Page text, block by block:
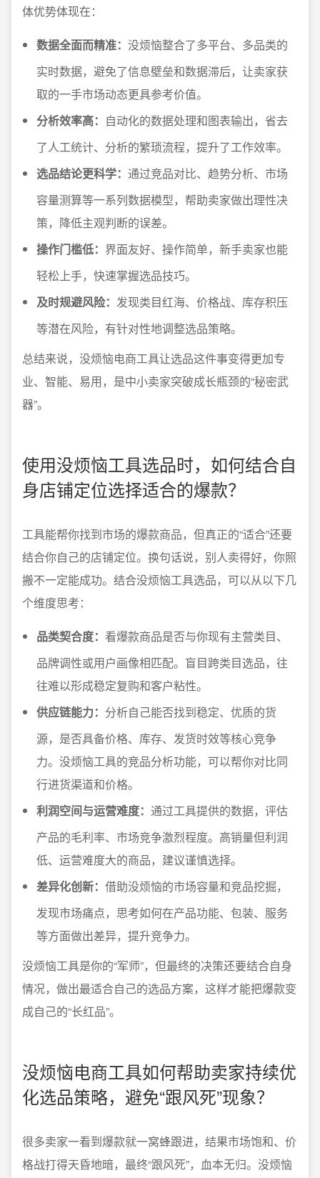
体优势体现在：
数据全面而精准： 没烦恼整合了多平台、多品类的
实时数据，避免了信息壁垒和数据滞后，让卖家获
取的一手市场动态更具参考价值。
分析效率高： 自动化的数据处理和图表输出，省去
了人工统计、分析的繁琐流程，提升了工作效率。
选品结论更科学： 通过竞品对比、趋势分析、市场
容量测算等一系列数据模型，帮助卖家做出理性决
策，降低主观判断的误差。
操作门槛低： 界面友好、操作简单，新手卖家也能
轻松上手，快速掌握选品技巧。
及时规避风险： 发现类目红海、价格战、库存积压
等潜在风险，有针对性地调整选品策略。
总结来说，没烦恼电商工具让选品这件事变得更加专
业、智能、易用，是中小卖家突破成长瓶颈的“秘密武
器”。
使用没烦恼工具选品时，如何结合自
身店铺定位选择适合的爆款？
工具能帮你找到市场的爆款商品，但真正的“适合”还要
结合你自己的店铺定位。换句话说，别人卖得好，你照
搬不一定能成功。结合没烦恼工具选品，可以从以下几
个维度思考：
品类契合度： 看爆款商品是否与你现有主营类目、
品牌调性或用户画像相匹配。盲目跨类目选品，往
往难以形成稳定复购和客户粘性。
供应链能力： 分析自己能否找到稳定、优质的货
源，是否具备价格、库存、发货时效等核心竞争
力。没烦恼工具的竞品分析功能，可以帮你对比同
行进货渠道和价格。
利润空间与运营难度： 通过工具提供的数据，评估
产品的毛利率、市场竞争激烈程度。高销量但利润
低、运营难度大的商品，建议谨慎选择。
差异化创新： 借助没烦恼的市场容量和竞品挖掘，
发现市场痛点，思考如何在产品功能、包装、服务
等方面做出差异，提升竞争力。
没烦恼工具是你的“军师”，但最终的决策还要结合自身
情况，做出最适合自己的选品方案，这样才能把爆款变
成自己的“长红品”。
没烦恼电商工具如何帮助卖家持续优
化选品策略，避免“跟风死”现象？
很多卖家一看到爆款就一窝蜂跟进，结果市场饱和、价
格战打得天昏地暗，最终“跟风死”，血本无归。没烦恼